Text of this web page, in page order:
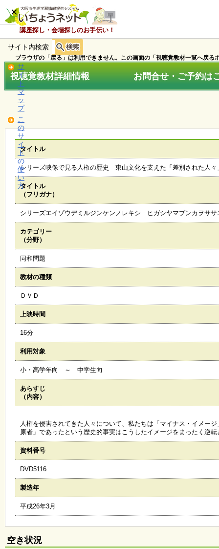
講座探し・会場探しのお手伝い！
×
ホ
ー
ム
知
ら
せ
講
座
・
イ
ベ
ト
設
約
い
木
覧
ギ
ラ
ー
オ
ン
ラ
サイト内検索
サ
イ
ト
マ
ッ
プ
こ
の
サ
イ
ト
の
使
い
方
ブラウザの「戻る」は利用できません。この画面の「視聴覚教材一覧へ戻る
視聴覚教材詳細情報 お問合せ・ご予約はこ
タイトル
シリーズ映像で見る人権の歴史 東山文化を支えた「差別された人々
タイトル
（フリガナ）
シリーズエイゾウデミルジンケンノレキシ ヒガシヤマブンカヲササ
カテゴリー
（分野）
同和問題
教材の種類
ＤＶＤ
上映時間
16分
利用対象
小・高学年向 ～ 中学生向
あらすじ
（内容）
人権を侵害されてきた人々について、私たちは「マイナス・イメー
原者」であったという歴史的事実はこうしたイメージをまったく逆
資料番号
DVD5116
製造年
平成26年3月
空き状況